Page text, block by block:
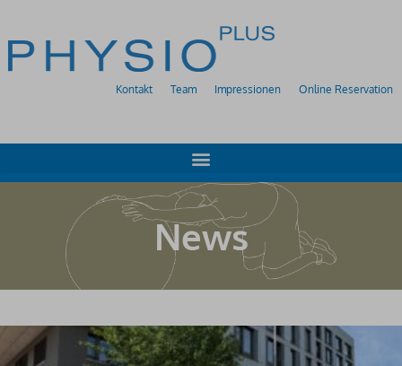
Kontakt Team Impressionen Online Reservation
News